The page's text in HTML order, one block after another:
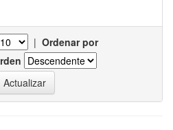
| Ordenar por